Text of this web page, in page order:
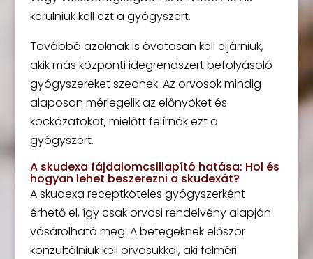
kerülniük kell ezt a gyógyszert.
Továbbá azoknak is óvatosan kell eljárniuk,
akik más központi idegrendszert befolyásoló
gyógyszereket szednek. Az orvosok mindig
alaposan mérlegelik az előnyöket és
kockázatokat, mielőtt felírnák ezt a
gyógyszert.
A skudexa fájdalomcsillapító hatása: Hol és
hogyan lehet beszerezni a skudexát?
A skudexa receptköteles gyógyszerként
érhető el, így csak orvosi rendelvény alapján
vásárolható meg. A betegeknek először
konzultálniuk kell orvosukkal, aki felméri